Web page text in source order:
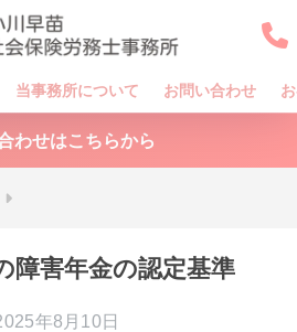
当事務所について お問い合わせ
わせはこちらから
障害年金の認定基準
年8月10日